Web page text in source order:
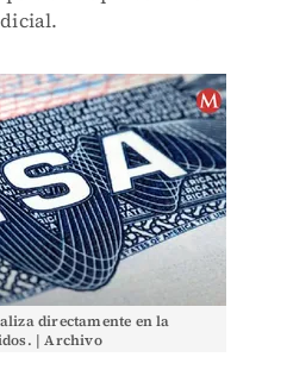
directamente en la
| Archivo